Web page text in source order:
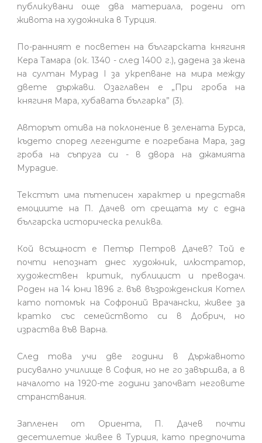
публикувани още два материала, родени от
живота на художника в Турция.
По-ранният е посветен на българската княгиня
Кера Тамара (ок. 1340 - след 1400 г.), дадена за жена
на султан Мурад I за укрепване на мира между
двете държави. Озаглавен е „При гроба на
княгиня Мара, хубавата българка” (3).
Авторът отива на поклонение в зелената Бурса,
където според легендите е погребана Мара, зад
гроба на съпруга си - в двора на джамията
Мурадие.
Текстът има пътеписен характер и представя
емоциите на П. Дачев от срещата му с една
българска историческа реликва.
Кой всъщност е Петър Петров Дачев? Той е
почти непознат днес художник, илюстратор,
художествен критик, публицист и преводач.
Роден на 14 юни 1896 г. във възрожденския Котел
като потомък на Софроний Врачански, живее за
кратко със семейството си в Добрич, но
израства във Варна.
След това учи две години в Държавното
рисувално училище в София, но не го завършва, а в
началото на 1920-те години започват неговите
странствания.
Запленен от Ориента, П. Дачев почти
десетилетие живее в Турция, като предпочита